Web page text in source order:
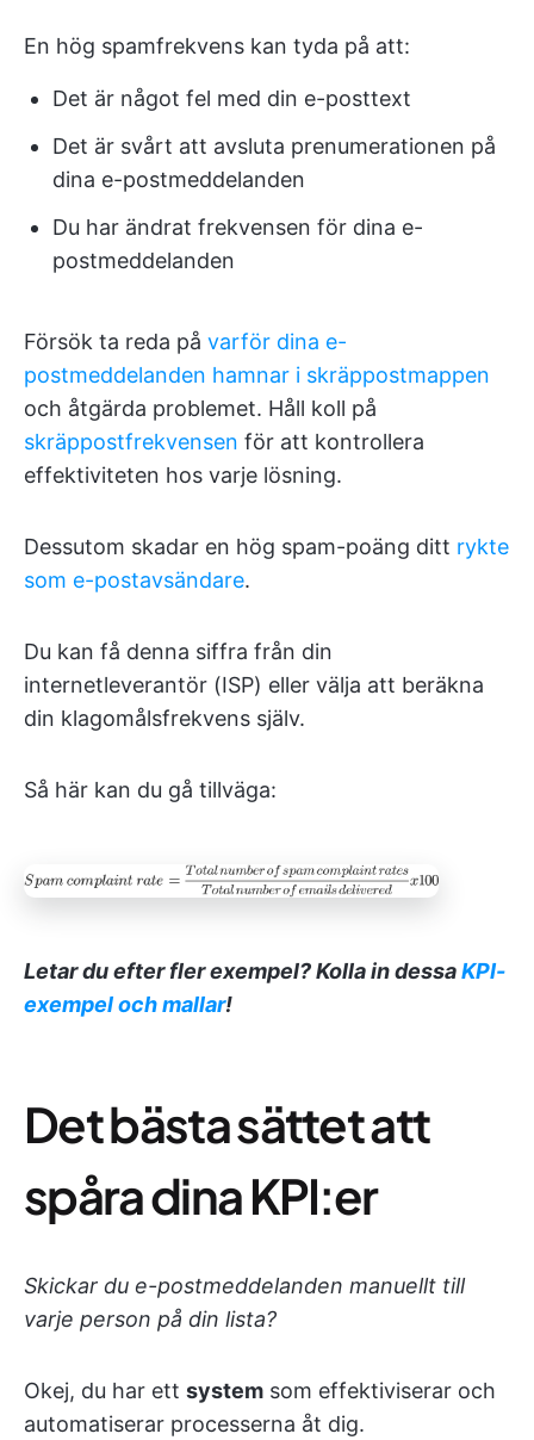
En hög spamfrekvens kan tyda på att:
Det är något fel med din e-posttext
Det är svårt att avsluta prenumerationen på
dina e-postmeddelanden
Du har ändrat frekvensen för dina e-
postmeddelanden
Försök ta reda på varför dina e-
postmeddelanden hamnar i skräppostmappen
och åtgärda problemet. Håll koll på
skräppostfrekvensen för att kontrollera
effektiviteten hos varje lösning.
Dessutom skadar en hög spam-poäng ditt rykte
som e-postavsändare.
Du kan få denna siffra från din
internetleverantör (ISP) eller välja att beräkna
din klagomålsfrekvens själv.
Så här kan du gå tillväga:
Letar du efter fler exempel? Kolla in dessaKPI-
exempel och mallar!
Det bästa sättet att
spåra dina KPI:er
Skickar du e-postmeddelanden manuellt till
varje person på din lista?
Okej, du har ett system som effektiviserar och
automatiserar processerna åt dig.